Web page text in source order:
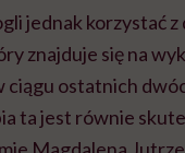
jednak korzystać
znajduje się na
ostatnich
ta jest równie